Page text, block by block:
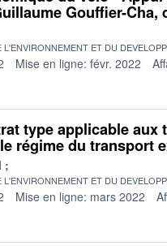
Gouffier-Cha,
ET DU
Mise en ligne: févr. 2022
type applicable
régime du transport
ET DU
Mise en ligne: mars 2022